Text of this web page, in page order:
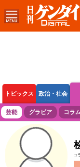
トピックス 政治・社会
ボートレース 競輪
芸能 グラビア コラ
コ